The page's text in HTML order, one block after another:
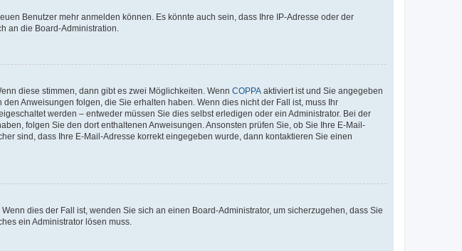
Benutzer mehr anmelden können. Es könnte auch sein, dass Ihre IP-Adresse oder der
an die Board-Administration.
diese stimmen, dann gibt es zwei Möglichkeiten. Wenn COPPA aktiviert ist und Sie angegeben
Anweisungen folgen, die Sie erhalten haben. Wenn dies nicht der Fall ist, muss Ihr
werden – entweder müssen Sie dies selbst erledigen oder ein Administrator. Bei der
folgen Sie den dort enthaltenen Anweisungen. Ansonsten prüfen Sie, ob Sie Ihre E-Mail-
sind, dass Ihre E-Mail-Adresse korrekt eingegeben wurde, dann kontaktieren Sie einen
dies der Fall ist, wenden Sie sich an einen Board-Administrator, um sicherzugehen, dass Sie
ein Administrator lösen muss.